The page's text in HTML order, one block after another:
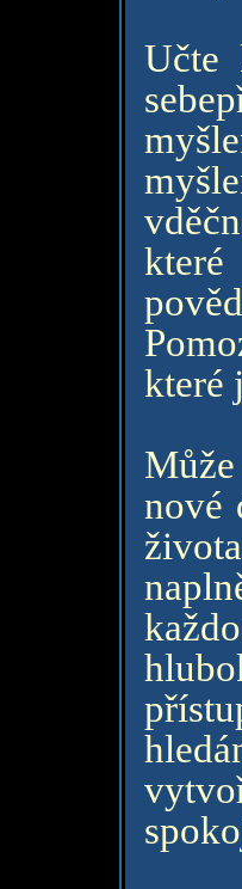
Učte
které
nové